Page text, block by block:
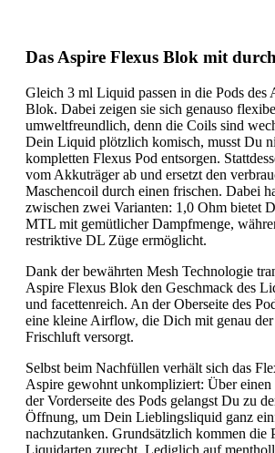
Das Aspire Flexus Blok mit
Gleich 3 ml Liquid passen in die Pods des
Blok. Dabei zeigen sie sich genauso
umweltfreundlich, denn die Coils sind
Dein Liquid plötzlich komisch, musst Du
kompletten Flexus Pod entsorgen.
vom Akkuträger ab und ersetzt den
Maschencoil durch einen frischen. Dabei
zwischen zwei Varianten: 1,0 Ohm bietet
MTL mit gemütlicher Dampfmenge,
restriktive DL Züge ermöglicht.
Dank der bewährten Mesh Technologie
Aspire Flexus Blok den Geschmack des
und facettenreich. An der Oberseite des
eine kleine Airflow, die Dich mit genau
Frischluft versorgt.
Selbst beim Nachfüllen verhält sich das
Aspire gewohnt unkompliziert: Über einen
der Vorderseite des Pods gelangst Du zu
Öffnung, um Dein Lieblingsliquid ganz
nachzutanken. Grundsätzlich kommen die
Liquidarten zurecht. Lediglich auf